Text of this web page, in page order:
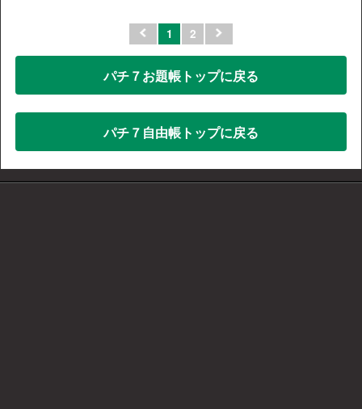
1 2
パチ７お題帳トップに戻る
パチ７自由帳トップに戻る